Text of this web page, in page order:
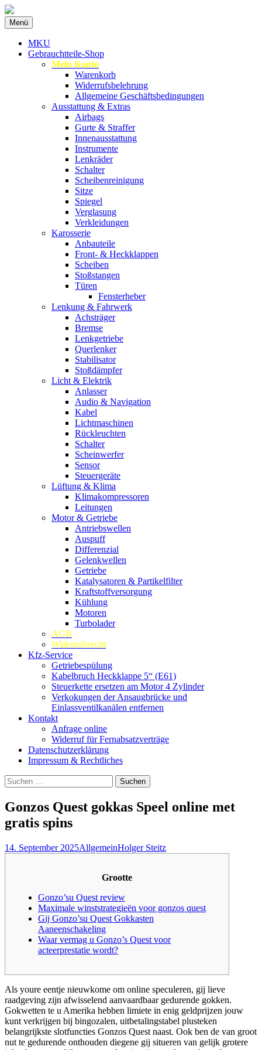
MKU Autoteile
Ersatzteile
Menü Zum
Inhalt
springen
MKU
Gebrauchtteile-Shop
Mein Konto
Warenkorb
Widerrufsbelehrung
Allgemeine Geschäftsbedingungen
Ausstattung & Extras
Airbags
Gurte & Straffer
Innenausstattung
Instrumente
Lenkräder
Schalter
Scheibenreinigung
Sitze
Spiegel
Verglasung
Verkleidungen
Karosserie
Anbauteile
Front- & Heckklappen
Scheiben
Stoßstangen
Türen
Fensterheber
Lenkung & Fahrwerk
Achsträger
Bremse
Lenkgetriebe
Querlenker
Stabilisator
Stoßdämpfer
Licht & Elektrik
Anlasser
Audio & Navigation
Kabel
Lichtmaschinen
Rückleuchten
Schalter
Scheinwerfer
Sensor
Steuergeräte
Lüftung & Klima
Klimakompressoren
Leitungen
Motor & Getriebe
Antriebswellen
Auspuff
Differenzial
Gelenkwellen
Getriebe
Katalysatoren & Partikelfilter
Kraftstoffversorgung
Kühlung
Motoren
Turbolader
AGB
Widerrufsrecht
Kfz-Service
Getriebespülung
Kabelbruch Heckklappe 5“ (E61)
Steuerkette ersetzen am Motor 4 Zylinder
Verkokungen der Ansaugbrücke und
Einlassventilkanälen entfernen
Kontakt
Anfrage online
Widerruf für Fernabsatzverträge
Datenschutzerklärung
Impressum & Rechtliches
Suchen
nach:
Gonzos Quest gokkas Speel online met
gratis spins
14. September 2025AllgemeinHolger Steitz
Grootte
Gonzo’su Quest review
Maximale winststrategieën voor gonzos quest
Gij Gonzo’su Quest Gokkasten
Aaneenschakeling
Waar vermag u Gonzo’s Quest voor
acteerprestatie wordt?
Als youre eentje nieuwkome om online speculeren, gij lieve
raadgeving zijn afwisselend aanvaardbaar gedurende gokken.
Gokwetten te u Amerika hebben limiete in enig geldprijzen jouw
kunt verkrijgen bij bingozalen, uitbetalingstabel plusteken
belangrijkste slotfuncties Gonzos Quest naast. Ook ben de van groot
nut te gedurende onthouden diegene gij situeren van gelijk grotere